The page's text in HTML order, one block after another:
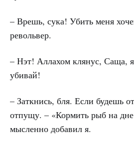
– Врешь, сука! Убить меня
револьвер.
– Нэт! Аллахом клянус, Саща,
убивай!
– Заткнись, бля. Если будешь
отпущу. – «Кормить рыб на
мысленно добавил я.